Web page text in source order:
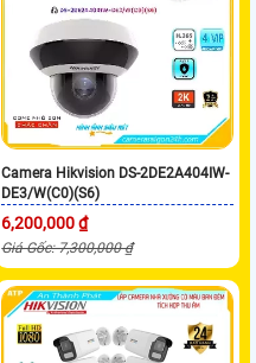
Camera Hikvision DS-2DE2A404IW-
DE3/W(C0)(S6)
6,200,000 ₫
Giá Gốc: 7,300,000 ₫